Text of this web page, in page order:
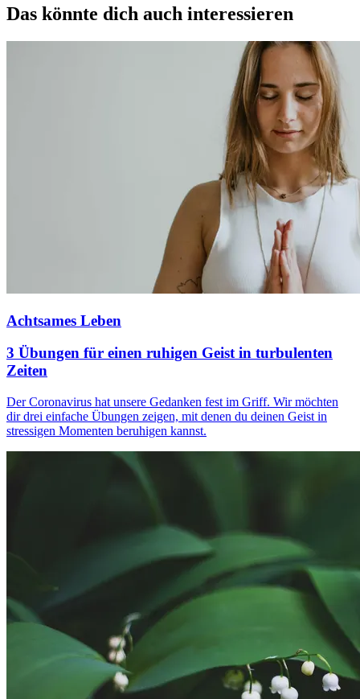
Das könnte dich auch interessieren
Achtsames Leben
3 Übungen für einen ruhigen Geist in turbulenten
Zeiten
Der Coronavirus hat unsere Gedanken fest im Griff. Wir möchten
dir drei einfache Übungen zeigen, mit denen du deinen Geist in
stressigen Momenten beruhigen kannst.